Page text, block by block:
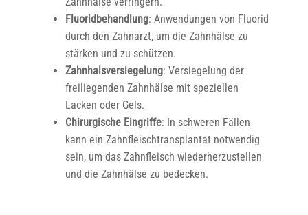
Fluoridbehandlung: Anwendungen von Fluorid
durch den Zahnarzt, um die Zahnhälse zu
stärken und zu schützen.
Zahnhalsversiegelung: Versiegelung der
freiliegenden Zahnhälse mit speziellen
Lacken oder Gels.
Chirurgische Eingriffe: In schweren Fällen
kann ein Zahnfleischtransplantat notwendig
sein, um das Zahnfleisch wiederherzustellen
und die Zahnhälse zu bedecken.